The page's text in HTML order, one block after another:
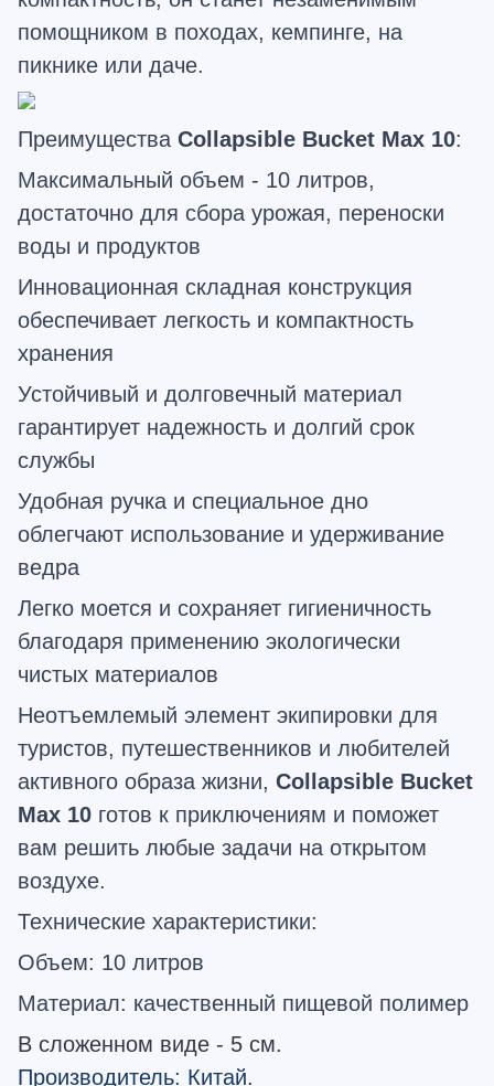
помощником в походах, кемпинге, на
пикнике или даче.
Преимущества Collapsible Bucket Max 10:
Максимальный объем - 10 литров,
достаточно для сбора урожая, переноски
воды и продуктов
Инновационная складная конструкция
обеспечивает легкость и компактность
хранения
Устойчивый и долговечный материал
гарантирует надежность и долгий срок
службы
Удобная ручка и специальное дно
облегчают использование и удерживание
ведра
Легко моется и сохраняет гигиеничность
благодаря применению экологически
чистых материалов
Неотъемлемый элемент экипировки для
туристов, путешественников и любителей
активного образа жизни, Collapsible Bucket
Max 10 готов к приключениям и поможет
вам решить любые задачи на открытом
воздухе.
Технические характеристики:
Объем: 10 литров
Материал: качественный пищевой полимер
В сложенном виде - 5 см.
Производитель: Китай.